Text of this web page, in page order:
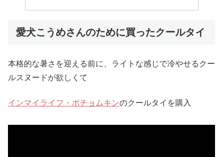
愛犬こうめさんのために買ったクールタイ
本格的な暑さを迎える前に、ライトな感じで冷やせるクー
ルスヌードが欲しくて
インマイライフ・ポチョムキンのクールタイを購入